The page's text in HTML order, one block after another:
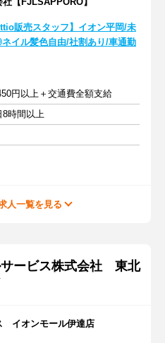
販売スタッフ】イオン平岡/未
イル髪色自由/社割あり/車通勤
円以上＋交通費全額支給
8時間以上
人一覧を見る
サービス株式会社 東北
イオンモール伊達店